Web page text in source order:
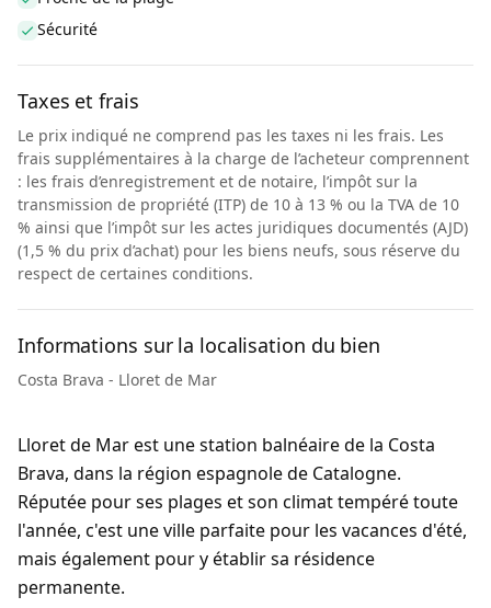
Sécurité
Taxes et frais
Le prix indiqué ne comprend pas les taxes ni les frais. Les
frais supplémentaires à la charge de l’acheteur comprennent
: les frais d’enregistrement et de notaire, l’impôt sur la
transmission de propriété (ITP) de 10 à 13 % ou la TVA de 10
% ainsi que l’impôt sur les actes juridiques documentés (AJD)
(1,5 % du prix d’achat) pour les biens neufs, sous réserve du
respect de certaines conditions.
Informations sur la localisation du bien
Costa Brava - Lloret de Mar
Lloret de Mar est une station balnéaire de la Costa
Brava, dans la région espagnole de Catalogne.
Réputée pour ses plages et son climat tempéré toute
l'année, c'est une ville parfaite pour les vacances d'été,
mais également pour y établir sa résidence
permanente.